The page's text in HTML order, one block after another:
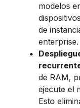
modelos
de
enterprise.
de RAM,
ejecute el
Esto